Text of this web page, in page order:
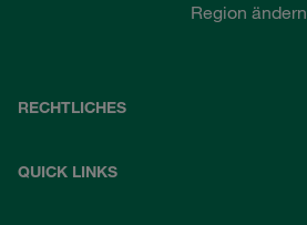
Region ändern
RECHTLICHES
QUICK LINKS